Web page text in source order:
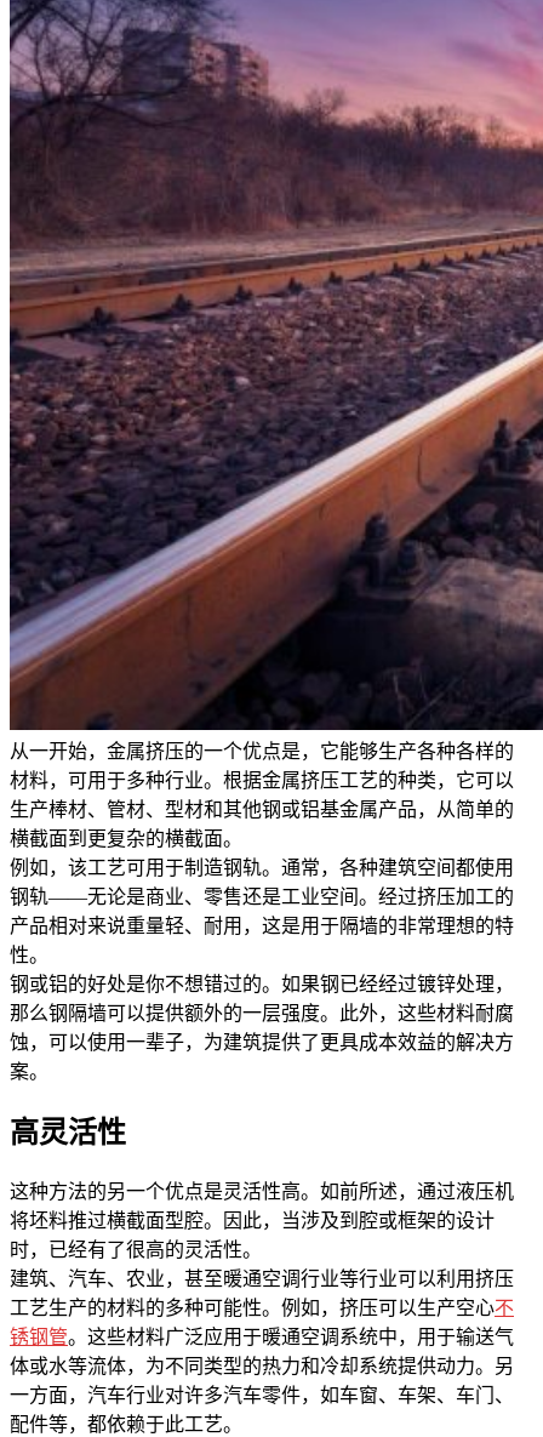
从一开始，金属挤压的一个优点是，它能够生产各种各样的
材料，可用于多种行业。根据金属挤压工艺的种类，它可以
生产棒材、管材、型材和其他钢或铝基金属产品，从简单的
横截面到更复杂的横截面。
例如，该工艺可用于制造钢轨。通常，各种建筑空间都使用
钢轨——无论是商业、零售还是工业空间。经过挤压加工的
产品相对来说重量轻、耐用，这是用于隔墙的非常理想的特
性。
钢或铝的好处是你不想错过的。如果钢已经经过镀锌处理，
那么钢隔墙可以提供额外的一层强度。此外，这些材料耐腐
蚀，可以使用一辈子，为建筑提供了更具成本效益的解决方
案。
高灵活性
这种方法的另一个优点是灵活性高。如前所述，通过液压机
将坯料推过横截面型腔。因此，当涉及到腔或框架的设计
时，已经有了很高的灵活性。
建筑、汽车、农业，甚至暖通空调行业等行业可以利用挤压
工艺生产的材料的多种可能性。例如，挤压可以生产空心不
锈钢管。这些材料广泛应用于暖通空调系统中，用于输送气
体或水等流体，为不同类型的热力和冷却系统提供动力。另
一方面，汽车行业对许多汽车零件，如车窗、车架、车门、
配件等，都依赖于此工艺。